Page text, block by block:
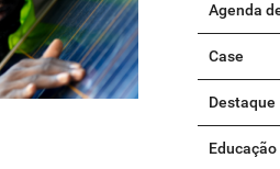
Agenda
Case
Destaque
Educação